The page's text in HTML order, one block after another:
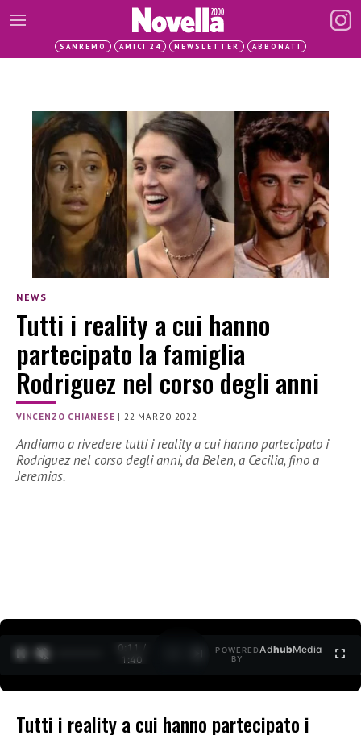
SANREMO AMICI 24 NEWSLETTER ABBONATI
NEWS
Tutti i reality a cui hanno
partecipato la famiglia
Rodriguez nel corso degli anni
VINCENZO CHIANESE |22 MARZO 2022
Andiamo a rivedere tutti i reality a cui hanno partecipato i
Rodriguez nel corso degli anni, da Belen, a Cecilia, fino a
Jeremias.
0:12 /
1:40
POWERED
BY
AdhubMedia
Tutti i reality a cui hanno partecipato i